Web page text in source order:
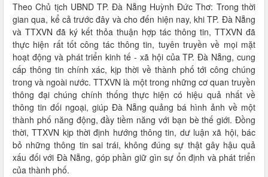
Theo Chủ tịch UBND TP. Đà Nẵng Huỳnh Đức Thơ: Trong thời
gian qua, kể cả trước đây và cho đến hiện nay, khi TP. Đà Nẵng
và TTXVN đã ký kết thỏa thuận hợp tác thông tin, TTXVN đã
thực hiện rất tốt công tác thông tin, tuyên truyền về mọi mặt
hoạt động và phát triển kinh tế - xã hội của TP. Đà Nẵng, cung
cấp thông tin chính xác, kịp thời về thành phố tới công chúng
trong và ngoài nước. TTXVN là một trong những cơ quan truyền
thông đại chúng chính thống thực hiện có hiệu quả nhất về
thông tin đối ngoại, giúp Đà Nẵng quảng bá hình ảnh về một
thành phố năng động, đầy tiềm năng với bạn bè thế giới. Đồng
thời, TTXVN kịp thời định hướng thông tin, dư luận xã hội, bác
bỏ những thông tin sai trái, không đúng sự thật gây hậu quả
xấu đối với Đà Nẵng, góp phần giữ gìn sự ổn định và phát triển
của thành phố.